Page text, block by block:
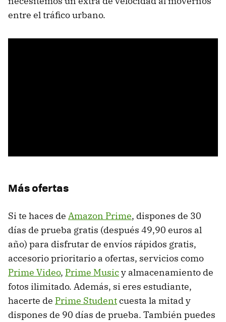
entre el tráfico urbano.
Más ofertas
Si te haces de Amazon Prime, dispones de 30
días de prueba gratis (después 49,90 euros al
año) para disfrutar de envíos rápidos gratis,
accesorio prioritario a ofertas, servicios como
Prime Video, Prime Musicy almacenamiento de
fotos ilimitado. Además, si eres estudiante,
hacerte de Prime Studentcuesta la mitad y
dispones de 90 días de prueba. También puedes